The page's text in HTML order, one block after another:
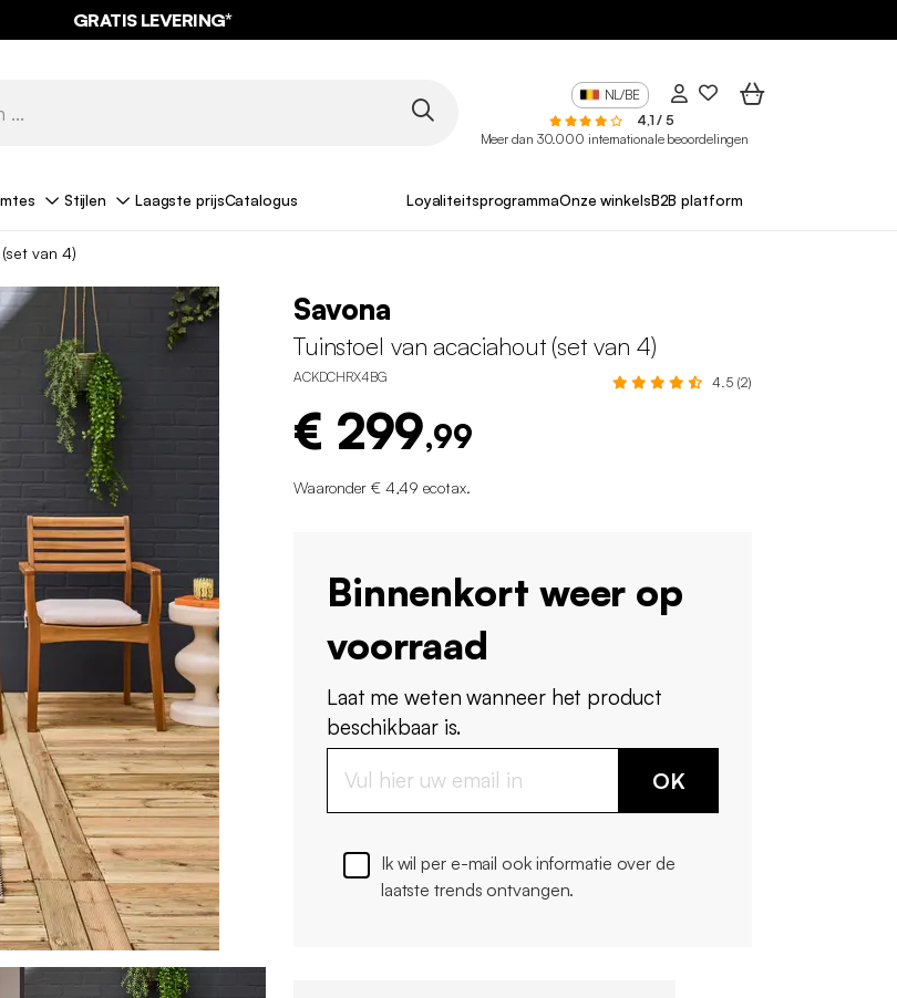
AANBIEDINGEN*MET DE
GRATIS LEVERING*
NL/BE
4,1 / 5
Meer dan 30.000 internationale beoordelingen
Stijlen Laagste prijsCatalogus LoyaliteitsprogrammaOnze winkelsB2B platform
van 4)
Savona
Tuinstoel van acaciahout (set van 4)
ACKDCHRX4BG 4.5 (2)
€ 299,99
Waaronder € 4,49 ecotax.
Binnenkort weer op
voorraad
Laat me weten wanneer het product
beschikbaar is.
OK
Ik wil per e-mail ook informatie over de
laatste trends ontvangen.